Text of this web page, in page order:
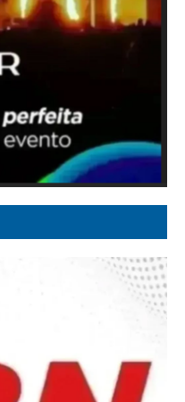
anuncia que terá
Itatiaia
da Ucrânia: o que
e Trump -
depois das eleições -
por Minas Gerais em
do cargo, diz advogado de